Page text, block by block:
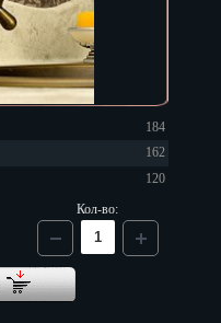
Курск
Кызыл
Липецк
Майкоп
Махачкала
184
162
120
Кол-во: